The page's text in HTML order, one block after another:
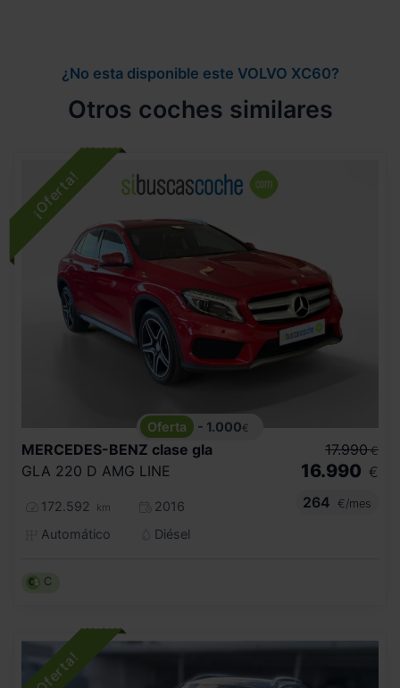
¿No esta disponible este VOLVO XC60?
Otros coches similares
- 1.000€
MERCEDES-BENZ clase gla
GLA 220 D AMG LINE
172.592 km
2016
Automático
Diésel
17.990 €
16.990 €
264
€/mes
C